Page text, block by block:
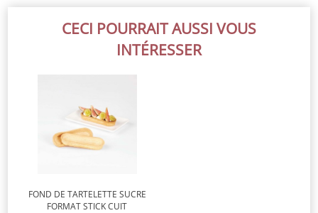
CECI POURRAIT AUSSI VOUS
INTÉRESSER
FOND DE TARTELETTE SUCRE
FORMAT STICK CUIT